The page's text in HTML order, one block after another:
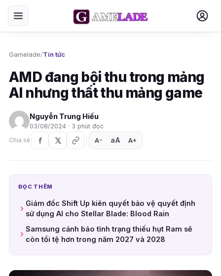
Gamelade/Tin tức
AMD đang bội thu trong mảng
AI nhưng thất thu mảng game
Nguyễn Trung Hiếu
03/08/2024 · 3 phút đọc
Chia sẻ
A− aA A+
ĐỌC THÊM
Giám đốc Shift Up kiên quyết bảo vệ quyết định
sử dụng AI cho Stellar Blade: Blood Rain
Samsung cảnh báo tình trạng thiếu hụt Ram sẽ
còn tồi tệ hơn trong năm 2027 và 2028